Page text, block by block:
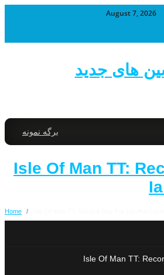
August 7, 2026
های جدید
برگه نمونه
Isle Of Man TT:
Home /
Isle Of Man TT: